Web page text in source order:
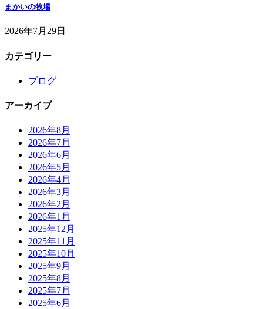
まかいの牧場
2026年7月29日
カテゴリー
ブログ
アーカイブ
2026年8月
2026年7月
2026年6月
2026年5月
2026年4月
2026年3月
2026年2月
2026年1月
2025年12月
2025年11月
2025年10月
2025年9月
2025年8月
2025年7月
2025年6月